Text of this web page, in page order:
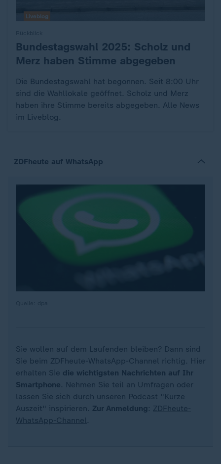
:Bundestagswahl 2025: Scholz und
Merz haben Stimme abgegeben
Die Bundestagswahl hat begonnen. Seit 8:00 Uhr
sind die Wahllokale geöffnet. Scholz und Merz
haben ihre Stimme bereits abgegeben. Alle News
im Liveblog.
Liveblog
ZDFheute auf WhatsApp
Sie wollen auf dem Laufenden bleiben? Dann sind
Sie beim ZDFheute-WhatsApp-Channel richtig. Hier
erhalten Sie die wichtigsten Nachrichten auf Ihr
Smartphone. Nehmen Sie teil an Umfragen oder
lassen Sie sich durch unseren Podcast "Kurze
Auszeit" inspirieren. Zur Anmeldung : ZDFheute-
WhatsApp-Channel.